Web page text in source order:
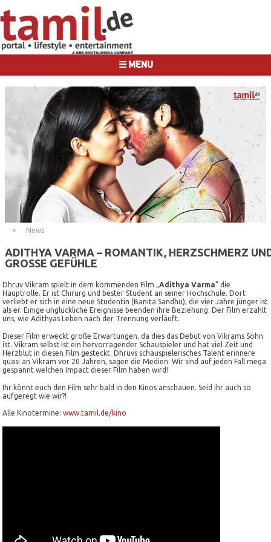
☰ MENU
News
ADITHYA VARMA – ROMANTIK, HERZSCHMERZ
GROSSE GEFÜHLE
Dhruv Vikram spielt in dem kommenden Film „Adithya Varma“ die
Hauptrolle. Er ist Chirurg und bester Student an seiner Hochschule. Dort
verliebt er sich in eine neue Studentin (Banita Sandhu), die vier Jahre jünger ist
als er. Einige unglückliche Ereignisse beenden ihre Beziehung. Der Film erzählt
uns, wie Adithyas Leben nach der Trennung verläuft.
Dieser Film erweckt große Erwartungen, da dies das Debüt von Vikrams Sohn
ist. Vikram selbst ist ein hervorragender Schauspieler und hat viel Zeit und
Herzblut in diesen Film gesteckt. Dhruvs schauspielerisches Talent erinnere
quasi an Vikram vor 20 Jahren, sagen die Medien. Wir sind auf jeden Fall mega
gespannt welchen Impact dieser Film haben wird!
Ihr könnt euch den Film sehr bald in den Kinos anschauen. Seid ihr auch so
aufgeregt wie wir?!
Alle Kinotermine:www.tamil.de/kino